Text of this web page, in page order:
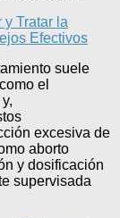
y Tratar la
Efectivos
suele
el
excesiva de
aborto
y dosificación
supervisada